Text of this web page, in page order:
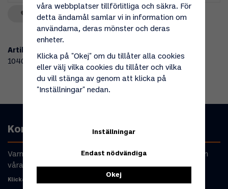
Spara som favorit
Artikelnummer:
104053
Kontakta oss
Varmt välkommen att kontakta oss om du har frågor om
våra produkter eller din beställning.
Klicka här för att komma till kontaktformulär
våra webbplatser tillförlitliga och säkra. För
detta ändamål samlar vi in information om
användarna, deras mönster och deras
enheter.
Klicka på "Okej" om du tillåter alla cookies
eller välj vilka cookies du tillåter och vilka
du vill stänga av genom att klicka på
"Inställningar" nedan.
Inställningar
Endast nödvändiga
Okej